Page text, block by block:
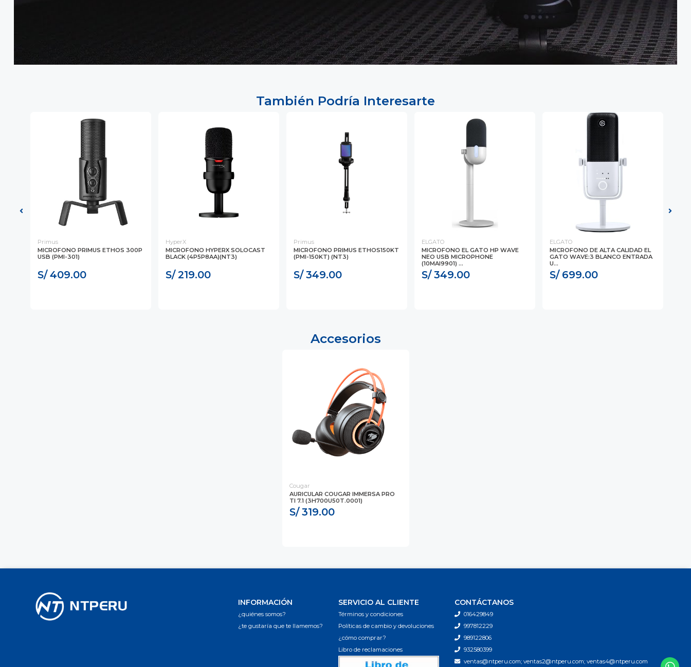
También Podría Interesarte
Primus
MICROFONO PRIMUS ETHOS 300P
USB (PMI-301)
S/ 409.00
HyperX
MICROFONO HYPERX SOLOCAST
BLACK (4P5P8AA)(NT3)
S/ 219.00
Primus
MICROFONO PRIMUS ETHOS150KT
(PMI-150KT) (NT3)
S/ 349.00
ELGATO
MICROFONO EL GATO HP WAVE
NEO USB MICROPHONE
(10MAI9901) ...
S/ 349.00
ELGATO
MICROFONO DE ALTA CALIDAD EL
GATO WAVE:3 BLANCO ENTRADA
U...
S/ 699.00
Accesorios
Cougar
AURICULAR COUGAR IMMERSA PRO
TI 7.1 (3H700U50T.0001)
S/ 319.00
INFORMACIÓN
¿quiénes somos?
¿te gustaría que te llamemos?
SERVICIO AL CLIENTE
Términos y condiciones
Políticas de cambio y devoluciones
¿cómo comprar?
Libro de reclamaciones
CONTÁCTANOS
016429849
997812229
989122806
932580399
ventas@ntperu.com; ventas2@ntperu.com; ventas4@ntperu.com